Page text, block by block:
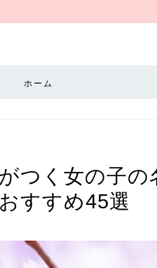
ホーム
がつく女の子
すすめ45選